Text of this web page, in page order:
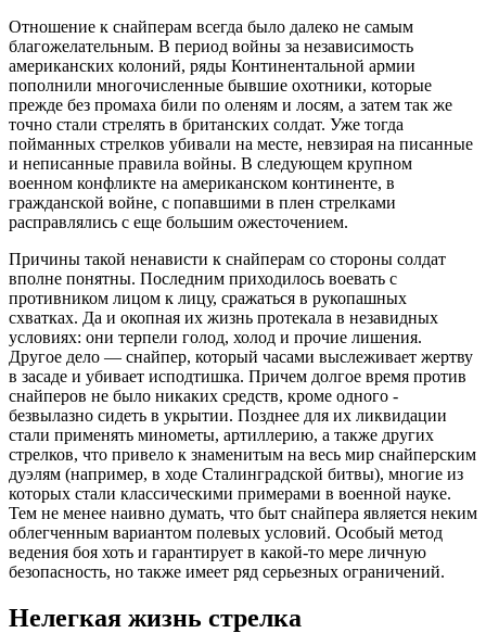
Отношение к снайперам всегда было далеко не самым
благожелательным. В период войны за независимость
американских колоний, ряды Континентальной армии
пополнили многочисленные бывшие охотники, которые
прежде без промаха били по оленям и лосям, а затем так же
точно стали стрелять в британских солдат. Уже тогда
пойманных стрелков убивали на месте, невзирая на писанные
и неписанные правила войны. В следующем крупном
военном конфликте на американском континенте, в
гражданской войне, с попавшими в плен стрелками
расправлялись с еще большим ожесточением.
Причины такой ненависти к снайперам со стороны солдат
вполне понятны. Последним приходилось воевать с
противником лицом к лицу, сражаться в рукопашных
схватках. Да и окопная их жизнь протекала в незавидных
условиях: они терпели голод, холод и прочие лишения.
Другое дело — снайпер, который часами выслеживает жертву
в засаде и убивает исподтишка. Причем долгое время против
снайперов не было никаких средств, кроме одного -
безвылазно сидеть в укрытии. Позднее для их ликвидации
стали применять минометы, артиллерию, а также других
стрелков, что привело к знаменитым на весь мир снайперским
дуэлям (например, в ходе Сталинградской битвы), многие из
которых стали классическими примерами в военной науке.
Тем не менее наивно думать, что быт снайпера является неким
облегченным вариантом полевых условий. Особый метод
ведения боя хоть и гарантирует в какой-то мере личную
безопасность, но также имеет ряд серьезных ограничений.
Нелегкая жизнь стрелка